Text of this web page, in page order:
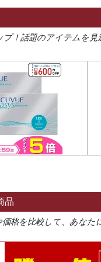
！話題のアイテムを見
品
格を比較して、あな